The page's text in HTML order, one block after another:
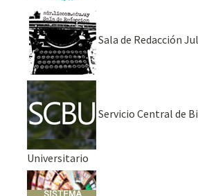
Sala de Redacción
Servicio Central de
Universitario